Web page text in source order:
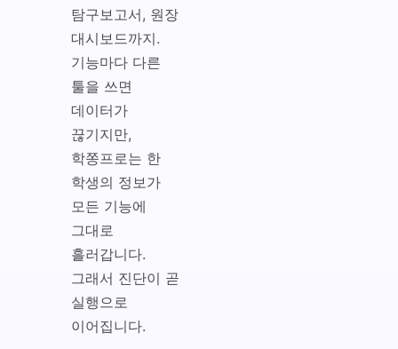
탐구보고서, 원장
대시보드까지.
기능마다 다른
툴을 쓰면
데이터가
끊기지만,
학쫑프로는 한
학생의 정보가
모든 기능에
그대로
흘러갑니다.
그래서 진단이 곧
실행으로
이어집니다.